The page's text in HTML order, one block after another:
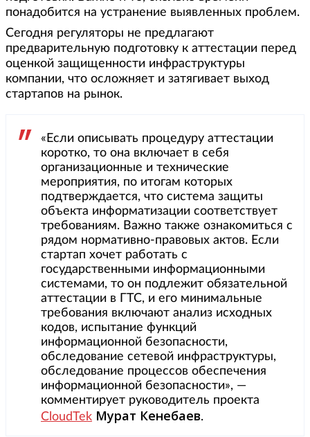
понадобится на устранение выявленных проблем.
Сегодня регуляторы не предлагают
предварительную подготовку к аттестации перед
оценкой защищенности инфраструктуры
компании, что осложняет и затягивает выход
стартапов на рынок.
«Если описывать процедуру аттестации
коротко, то она включает в себя
организационные и технические
мероприятия, по итогам которых
подтверждается, что система защиты
объекта информатизации соответствует
требованиям. Важно также ознакомиться с
рядом нормативно-правовых актов. Если
стартап хочет работать с
государственными информационными
системами, то он подлежит обязательной
аттестации в ГТС, и его минимальные
требования включают анализ исходных
кодов, испытание функций
информационной безопасности,
обследование сетевой инфраструктуры,
обследование процессов обеспечения
информационной безопасности», —
комментирует руководитель проекта
CloudTek Мурат Кенебаев.